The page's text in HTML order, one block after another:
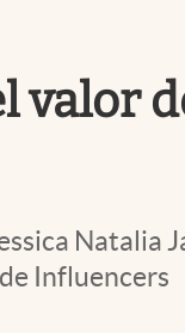
valor
Natalia
Influencers